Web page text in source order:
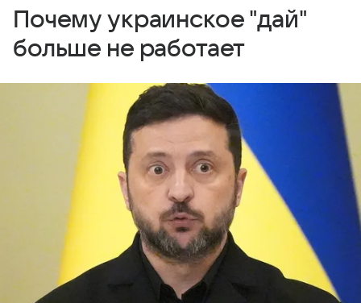
Почему украинское "дай"
больше не работает